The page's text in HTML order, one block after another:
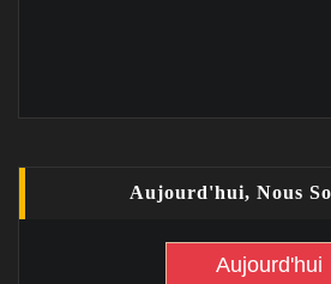
Aujourd'hui, Nous
Aujourd'hui